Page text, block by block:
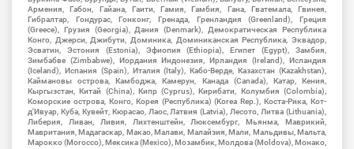
Армения, Габон, Гайана, Гаити, Гамия, Гамбия, Гана, Гватемала, Гвинея,
Гибралтар, Гондурас, Гонконг, Гренада, Гренландия (Greenland), Греция
(Greece), Грузия (Georgia), Дания (Denmark), Демократическая Республика
Конго, Джерси, Джибути, Доминика, Доминиканская Республика, Эквадор,
Эсватин, Эстония (Estonia), Эфиопия (Ethiopia), Египет (Egypt), Замбия,
Зимбабве (Zimbabwe), Иордания Индонезия, Ирландия (Ireland), Исландия
(Iceland), Испания (Spain), Италия (Italy), Кабо-Верде, Казахстан (Kazakhstan),
Каймановы острова, Камбоджа, Камерун, Канада (Canada), Катар, Кения,
Кыргызстан, Китай (China), Кипр (Cyprus), Кирибати, Колумбия (Colombia),
Коморские острова, Конго, Корея (Республика) (Korea Rep.), Коста-Рика, Кот-
д'Ивуар, Куба, Кувейт, Кюрасао, Лаос, Латвия (Latvia), Лесото, Литва (Lithuania),
Либерия, Ливан, Ливия, Лихтенштейн, Люксембург, Мьянма, Маврикий,
Мавритания, Мадагаскар, Макао, Малави, Малайзия, Мали, Мальдивы, Мальта,
Марокко (Morocco), Мексика (Mexico), Мозамбик, Молдова (Moldova), Монако,